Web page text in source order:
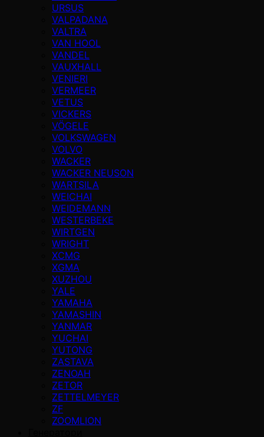
URSUS
VALPADANA
VALTRA
VAN HOOL
VANDEL
VAUXHALL
VENIERI
VERMEER
VETUS
VICKERS
VÖGELE
VOLKSWAGEN
VOLVO
WACKER
WACKER NEUSON
WARTSILA
WEICHAI
WEIDEMANN
WESTERBEKE
WIRTGEN
WRIGHT
XCMG
XGMA
XUZHOU
YALE
YAMAHA
YAMASHIN
YANMAR
YUCHAI
YUTONG
ZASTAVA
ZENOAH
ZETOR
ZETTELMEYER
ZF
ZOOMLION